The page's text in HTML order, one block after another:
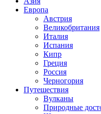
Европа
Австрия
Великобритания
Италия
Испания
Кипр
Греция
Россия
Черногория
Путешествия
Вулканы
Природные